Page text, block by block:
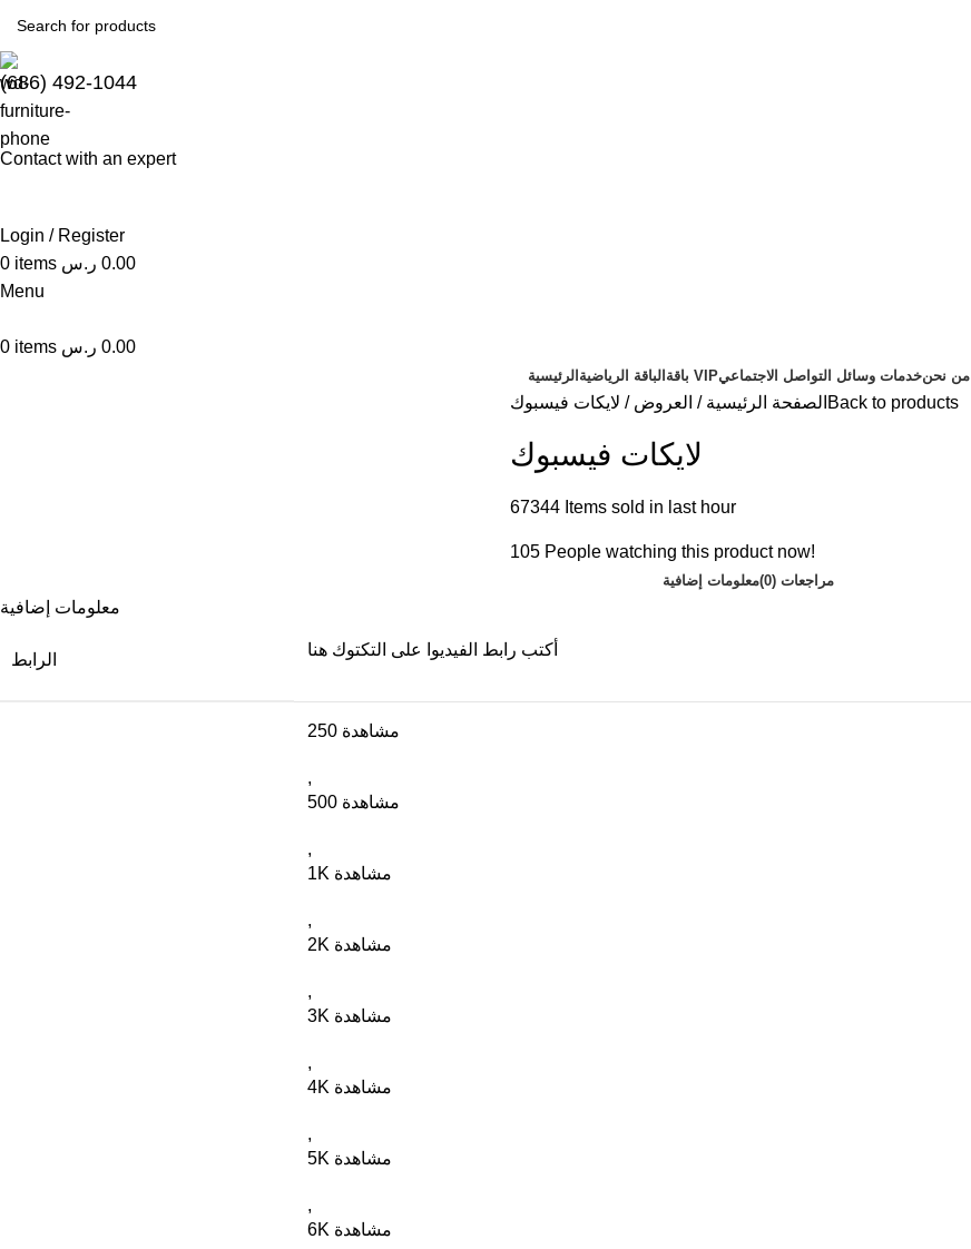
(686) 492-1044
Contact with an expert
Login / Register
0 items 0.00 ر.س
Menu
0 items 0.00 ر.س
الرئيسية الباقة الرياضية باقة VIPخدمات وسائل التواصل الاجتماعيمن نحن
الصفحة الرئيسية العروض لايكات فيسبوك Back to products
لايكات فيسبوك
67344 Items sold in last hour
105 People watching this product now!
معلومات إضافية مراجعات (0)
معلومات إضافية
الرابط
أكتب رابط الفيديوا على التكتوك هنا
250 مشاهدة
,
500 مشاهدة
,
1K مشاهدة
,
2K مشاهدة
,
3K مشاهدة
,
4K مشاهدة
,
5K مشاهدة
,
6K مشاهدة